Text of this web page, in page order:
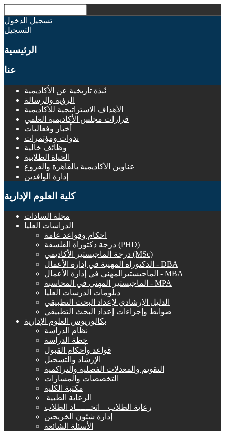
تسجيل الدخول
التسجيل
الرئيسية
عنا
نُبذة تاريخية عن الأكاديمية
الرؤية والرسالة
الأهداف الاستراتيجية للأكاديمية
قرارات مجلس الأكاديمية العلمي
أخبار وفعاليات
ندوات ومؤتمرات
وظائف خالية
الحياة الطلابية
عناوين الأكاديمية بالقاهرة والفروع
إدارة الوافدين
كلية العلوم الإدارية
مجلة السادات
الدراسات العليا
احكام وقواعد عامة
درجة دكتوراة الفلسفة (PHD)
درجة الماجيستير الأكاديمي (MSc)
الدكتوراه المهنية في إدارة الأعمال - DBA
الماجيستيرالمهني في إدارة الأعمال - MBA
الماجيستير المهني في المحاسبة - MPA
دبلومات الدرسات العليا
الدليل الإرشادي لإعداد البحث التطبيقي
ضوابط وإجراءات إعداد البحث التطبيقي
بكالوريوس العلوم الإدارية
نظام الدراسة
خطة الدراسة
قواعد وأحكام القبول
الإرشاد والتسجيل
التقويم والمعدلات الفصلية والتراكمية
التخصصات والمسارات
مكتبة الكلية
الرعاية الطبية ‏
رعاية الطلاب – اتحــــــاد الطلاب
إدارة شئون الخريجين
الأسئلة الشائعة